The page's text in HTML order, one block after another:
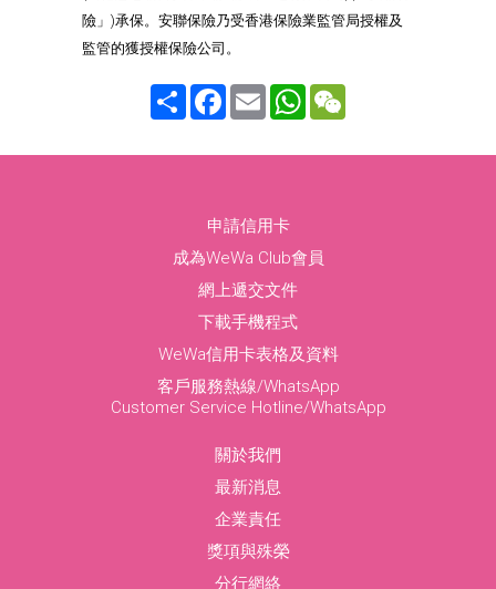
險」)承保。安聯保險乃受香港保險業監管局授權及
監管的獲授權保險公司。
Share Facebook
Email WhatsApp
申請信用卡
成為WeWa Club會員
網上遞交文件
下載手機程式
WeWa信用卡表格及資料
客戶服務熱線/WhatsApp
Customer Service Hotline/WhatsApp
關於我們
最新消息
企業責任
獎項與殊榮
分行網絡